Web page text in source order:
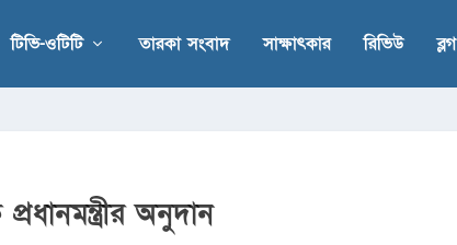
টিভি-ওটিটি তারকা সংবাদ সাক্ষাৎকার রিভিউ ব্লগ
অনুদান